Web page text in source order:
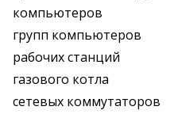
компьютеров
групп компьютеров
рабочих станций
газового котла
сетевых коммутаторов